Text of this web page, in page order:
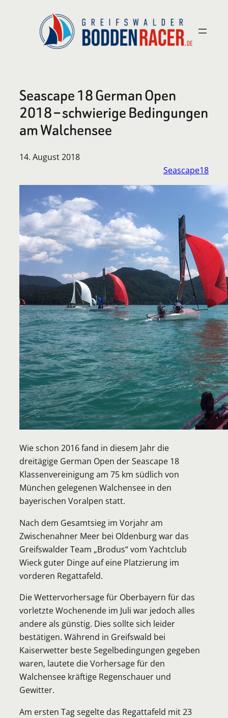
Seascape 18 German Open
2018 – schwierige Bedingungen
am Walchensee
14. August 2018
Seascape18
Wie schon 2016 fand in diesem Jahr die
dreitägige German Open der Seascape 18
Klassenvereinigung am 75 km südlich von
München gelegenen Walchensee in den
bayerischen Voralpen statt.
Nach dem Gesamtsieg im Vorjahr am
Zwischenahner Meer bei Oldenburg war das
Greifswalder Team „Brodus“ vom Yachtclub
Wieck guter Dinge auf eine Platzierung im
vorderen Regattafeld.
Die Wettervorhersage für Oberbayern für das
vorletzte Wochenende im Juli war jedoch alles
andere als günstig. Dies sollte sich leider
bestätigen. Während in Greifswald bei
Kaiserwetter beste Segelbedingungen gegeben
waren, lautete die Vorhersage für den
Walchensee kräftige Regenschauer und
Gewitter.
Am ersten Tag segelte das Regattafeld mit 23